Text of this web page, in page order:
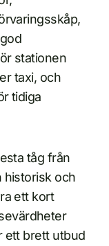
stationen
taxi, och
tidiga
tåg från
historisk och
ett kort
ett brett utbud